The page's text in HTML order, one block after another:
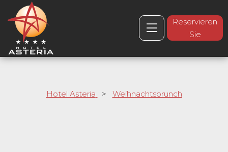
Reservieren
Sie
Hotel Asteria > Weihnachtsbrunch